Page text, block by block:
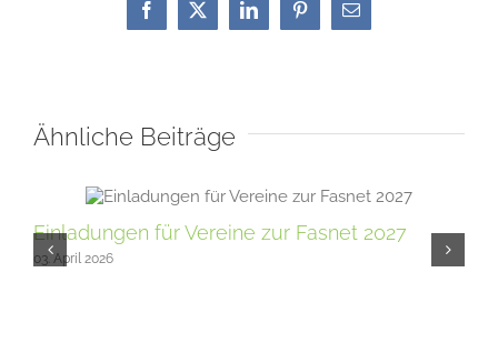
Facebook
X LinkedInPinterest
E-
Mail
Ähnliche Beiträge
Einladungen für Vereine zur Fasnet 2027
03. April 2026